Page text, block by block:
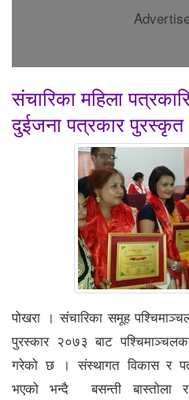
संचारिका महिला
दुईजना पत्रकार पुरस्कृत
पोखरा । संचारिका समूह
पुरस्कार २०७३ बाट
गरेको छ । संस्थागत विकास र
भएको भन्दै बसन्ती बास्तोला